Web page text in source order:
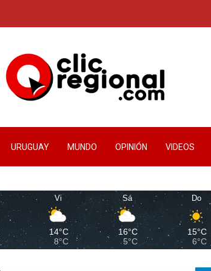
URUGUAY MUNDO OPINIÓN VIDEOS
Vi
14°C
8°C
Sá
16°C
5°C
Do
15°C
6°C